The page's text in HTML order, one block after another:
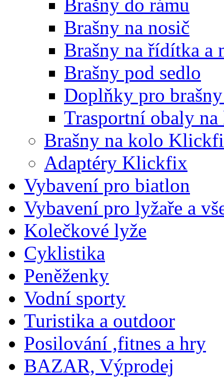
Brašny do rámu
Brašny na nosič
Brašny na řídítka a
Brašny pod sedlo
Doplňky pro
Trasportní obaly
Brašny na kolo
Adaptéry Klickfix
Vybavení pro biatlon
Vybavení pro lyžaře a
Kolečkové lyže
Cyklistika
Peněženky
Vodní sporty
Turistika a outdoor
Posilování ,fitnes a hry
BAZAR, Výprodej